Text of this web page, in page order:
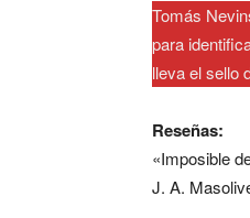
Tomás
para
lleva el sello
Reseñas:
«Imposible
J. A.